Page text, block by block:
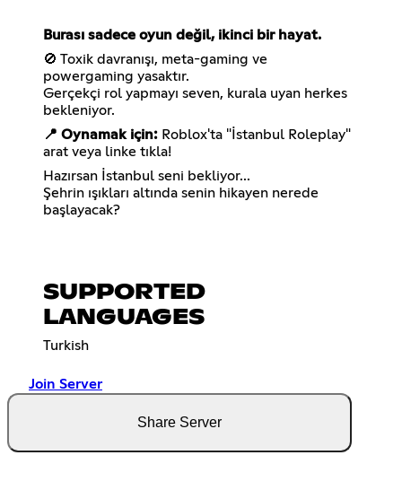
Burası sadece oyun değil, ikinci bir hayat.
🚫 Toxik davranışı, meta-gaming ve
powergaming yasaktır.
Gerçekçi rol yapmayı seven, kurala uyan herkes
bekleniyor.
📍 Oynamak için: Roblox'ta "İstanbul Roleplay"
arat veya linke tıkla!
Hazırsan İstanbul seni bekliyor...
Şehrin ışıkları altında senin hikayen nerede
başlayacak?
SUPPORTED
LANGUAGES
Turkish
Join Server
Share Server